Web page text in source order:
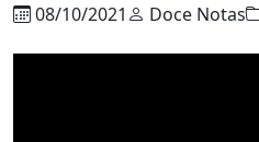
08/10/2021 Doce Notas